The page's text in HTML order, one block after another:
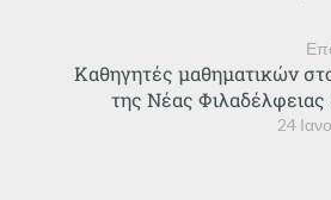
24
Καθηγητές μαθηματικών
της Νέας Φιλαδέλφειας